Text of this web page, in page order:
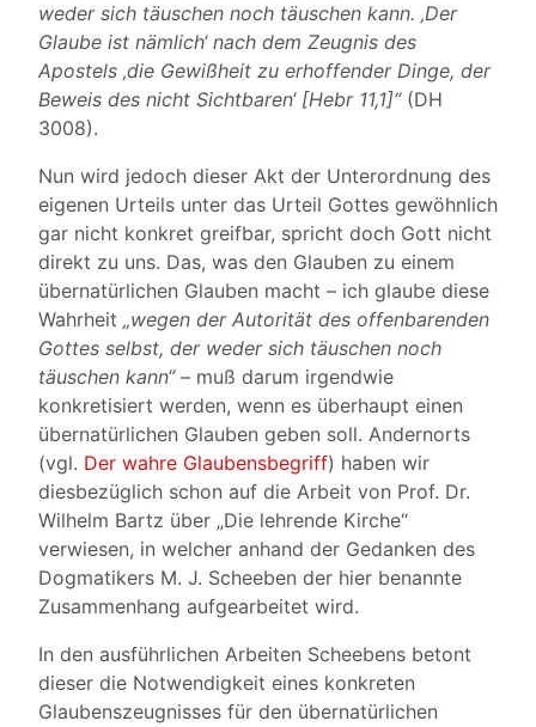
weder sich täuschen noch täuschen kann. ‚Der
Glaube ist nämlich‘ nach dem Zeugnis des
Apostels ‚die Gewißheit zu erhoffender Dinge, der
Beweis des nicht Sichtbaren‘ [Hebr 11,1]“(DH
3008).
Nun wird jedoch dieser Akt der Unterordnung des
eigenen Urteils unter das Urteil Gottes gewöhnlich
gar nicht konkret greifbar, spricht doch Gott nicht
direkt zu uns. Das, was den Glauben zu einem
übernatürlichen Glauben macht – ich glaube diese
Wahrheit „wegen der Autorität des offenbarenden
Gottes selbst, der weder sich täuschen noch
täuschen kann“– muß darum irgendwie
konkretisiert werden, wenn es überhaupt einen
übernatürlichen Glauben geben soll. Andernorts
(vgl. Der wahre Glaubensbegriff) haben wir
diesbezüglich schon auf die Arbeit von Prof. Dr.
Wilhelm Bartz über „Die lehrende Kirche“
verwiesen, in welcher anhand der Gedanken des
Dogmatikers M. J. Scheeben der hier benannte
Zusammenhang aufgearbeitet wird.
In den ausführlichen Arbeiten Scheebens betont
dieser die Notwendigkeit eines konkreten
Glaubenszeugnisses für den übernatürlichen